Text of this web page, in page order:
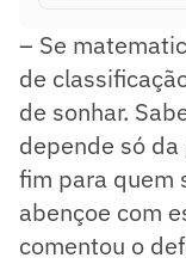
– Se
de
de sonhar.
depende só
fim para quem
abençoe com
comentou o